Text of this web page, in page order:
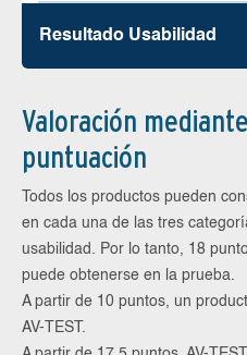
Resultado Usabilidad
Valoración
puntuación
Todos los productos pueden
en cada una de las tres
usabilidad. Por lo tanto, 18
puede obtenerse en la prueba.
A partir de 10 puntos, un
AV-TEST.